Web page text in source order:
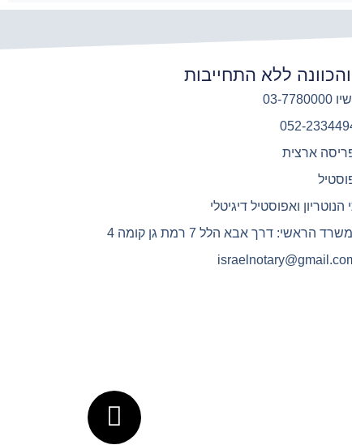
והכוונה ללא התחייבות
ארצית
הנוטריון ואפוסטיל דיגיטלי
הראשי: דרך אבא הלל 7 רמת גן קומה 4